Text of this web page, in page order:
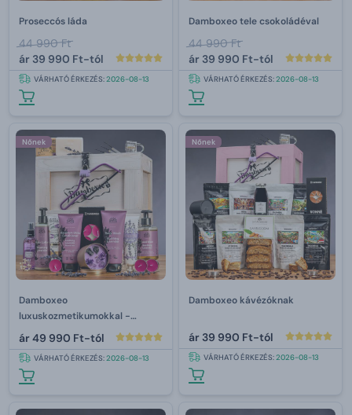
Proseccós láda
44 990 Ft
ár39 990 Ft-tól
VÁRHATÓ ÉRKEZÉS:2026-08-13
Damboxeo tele csokoládéval
44 990 Ft
ár39 990 Ft-tól
VÁRHATÓ ÉRKEZÉS:2026-08-13
Nőnek
Damboxeo
luxuskozmetikumokkal -
levandula
ár49 990 Ft-tól
VÁRHATÓ ÉRKEZÉS:2026-08-13
Nőnek
Damboxeo kávézóknak
ár39 990 Ft-tól
VÁRHATÓ ÉRKEZÉS:2026-08-13